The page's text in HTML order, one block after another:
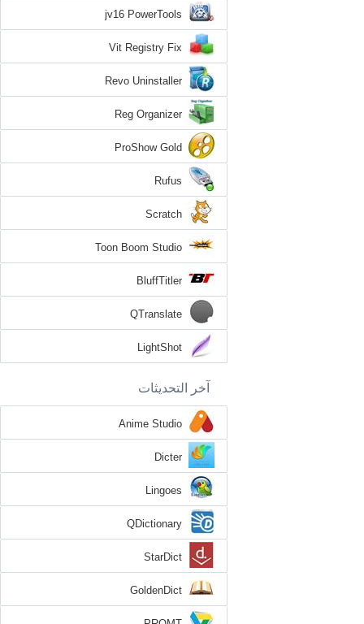
jv16 PowerTools
Vit Registry Fix
Revo Uninstaller
Reg Organizer
ProShow Gold
Rufus
Scratch
Toon Boom Studio
BluffTitler
QTranslate
LightShot
آخر التحديثات
Anime Studio
Dicter
Lingoes
QDictionary
StarDict
GoldenDict